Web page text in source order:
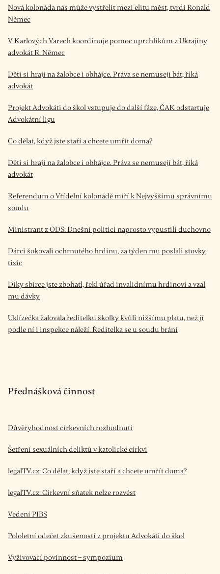
Nová kolonáda nás může vystřelit mezi elitu měst, tvrdí Ronald
Němec
V Karlových Varech koordinuje pomoc uprchlíkům z Ukrajiny
advokát R. Němec
Děti si hrají na žalobce i obhájce. Práva se nemusejí bát, říká
advokát
Projekt Advokáti do škol vstupuje do další fáze, ČAK odstartuje
Advokátní ligu
Co dělat, když jste staří a chcete umřít doma?
Děti si hrají na žalobce i obhájce. Práva se nemusejí bát, říká
advokát
Referendum o Vřídelní kolonádě míří k Nejvyššímu správnímu
soudu
Ministrant z ODS: Dnešní politici naprosto vypustili duchovno
Dárci šokovali ochrnutého hrdinu, za týden mu poslali stovky
tisíc
Díky sbírce jste zbohatl, řekl úřad invalidnímu hrdinovi a vzal
mu dávky
Uklízečka žalovala ředitelku školky kvůli nižšímu platu, než jí
podle ní i inspekce náleží. Ředitelka se u soudu brání
Přednášková činnost
Důvěryhodnost církevních rozhodnutí
Šetření sexuálních deliktů v katolické církvi
legalTV.cz: Co dělat, když jste staří a chcete umřít doma?
legalTV.cz: Církevní sňatek nelze rozvést
Vedení PIBS
Pololetní odečet zkušeností z projektu Advokáti do škol
Vyživovací povinnost – sympozium